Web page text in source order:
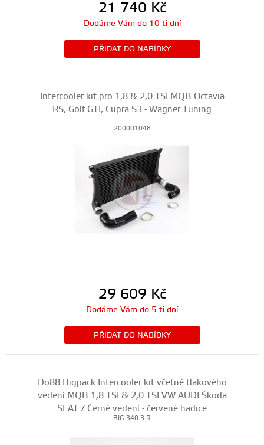
21 740 Kč
Dodáme Vám do 10 ti dní
PŘIDAT DO NABÍDKY
Intercooler kit pro 1,8 & 2,0 TSI MQB Octavia
RS, Golf GTI, Cupra S3 - Wagner Tuning
200001048
29 609 Kč
Dodáme Vám do 5 ti dní
PŘIDAT DO NABÍDKY
Do88 Bigpack Intercooler kit včetně tlakového
vedení MQB 1,8 TSI & 2,0 TSI VW AUDI Škoda
SEAT / Černé vedení - červené hadice
BIG-340-3-R